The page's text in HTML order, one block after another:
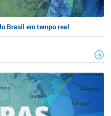
Brasil em tempo real